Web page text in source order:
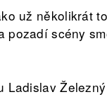
už několikrát
pozadí scény
Ladislav